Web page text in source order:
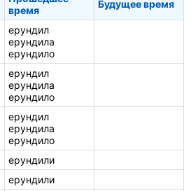
время
Будущее время
ерундил
ерундила
ерундило
ерундил
ерундила
ерундило
ерундил
ерундила
ерундило
ерундили
ерундили